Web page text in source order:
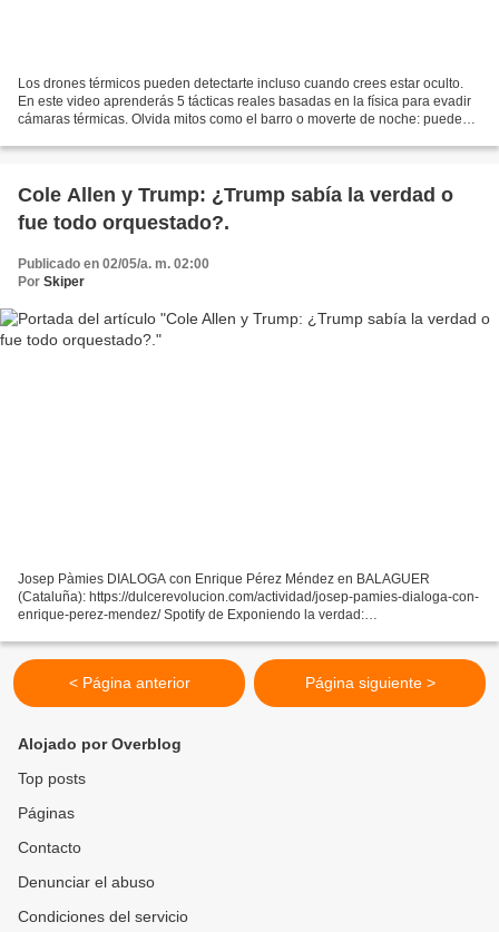
Los drones térmicos pueden detectarte incluso cuando crees estar oculto.
En este video aprenderás 5 tácticas reales basadas en la física para evadir
cámaras térmicas. Olvida mitos como el barro o moverte de noche: pueden
Cole Allen y Trump: ¿Trump sabía la verdad o
fue todo orquestado?.
Publicado en 02/05/a. m. 02:00
Por Skiper
Josep Pàmies DIALOGA con Enrique Pérez Méndez en BALAGUER
(Cataluña): https://dulcerevolucion.com/actividad/josep-pamies-dialoga-con-
enrique-perez-mendez/ Spotify de Exponiendo la verdad:
si=e338646cbb774fb5...
< Página anterior Página siguiente >
Alojado por Overblog
Top posts
Páginas
Contacto
Denunciar el abuso
Condiciones del servicio